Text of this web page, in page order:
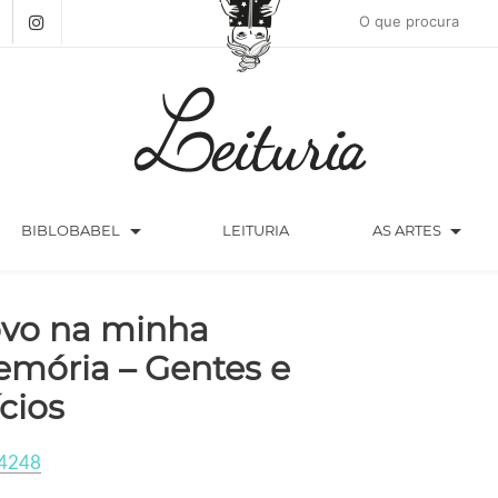
BIBLOBABEL arrow_drop_down LEITURIA AS ARTES arrow_drop_down
na minha
– Gentes e